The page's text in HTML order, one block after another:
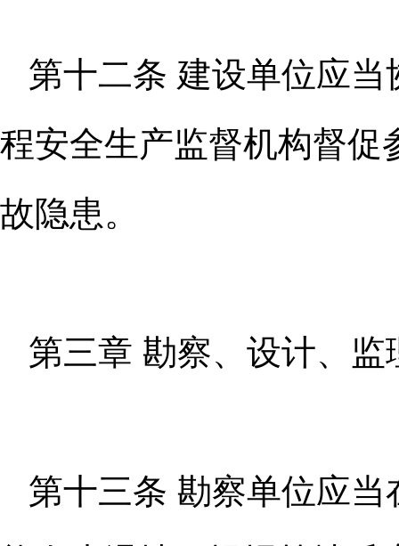
第十二条 建设单位应
程安全生产监督机构督促
故隐患。
第三章 勘察、设计、
第十三条 勘察单位应